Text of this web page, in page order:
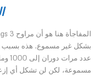
بشكل غير مسموع. هذه بسبب
مسموعة، لكن لن تشكل أي